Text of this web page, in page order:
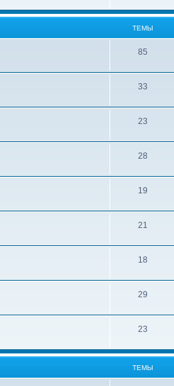
ТЕМЫ
85
33
23
28
19
21
18
29
23
ТЕМЫ